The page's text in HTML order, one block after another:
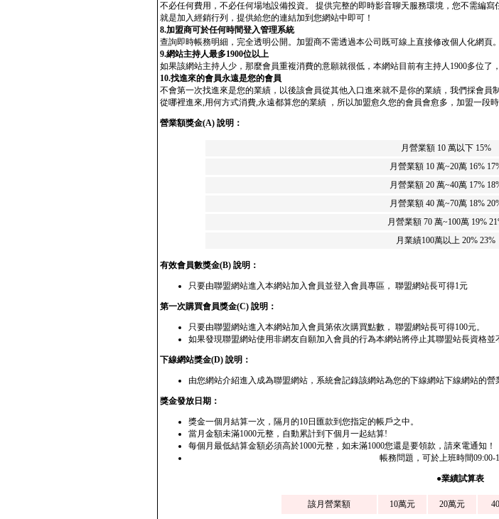
不必任何費用，不必任何場地設備投資。 提供完整的即時影音聊天服務環境，您不需編
就是加入經銷行列，提供給您的連結加到您網站中即可！
8.加盟商可於任何時間登入管理系統
查詢即時帳務明細，完全透明公開。加盟商不需透過本公司既可線上直接修改個人化網頁。
9.網站主持人最多1900位以上
如果該網站主持人少，那麼會員重複消費的意願就很低，本網站目前有主持人1900多位了
10.找進來的會員永遠是您的會員
不會第一次找進來是您的業績，以後該會員從其他入口進來就不是你的業績，我們採會
從哪裡進來,用何方式消費,永遠都算您的業績 ，所以加盟愈久您的會員會愈多，加盟一段
營業額獎金(A) 說明：
月營業額 10 萬以下15%
月營業額 10 萬~20萬 16%
月營業額 20 萬~40萬 17%
月營業額 40 萬~70萬 18%
月營業額 70 萬~100萬 19%
月業績100萬以上 20% 23%
有效會員數獎金(B) 說明：
只要由聯盟網站進入本網站加入會員並登入會員專區， 聯盟網站長可得1元
第一次購買會員獎金(C) 說明：
只要由聯盟網站進入本網站加入會員第依次購買點數， 聯盟網站長可得100元。
如果發現聯盟網站使用非網友自願加入會員的行為本網站將停止其聯盟站長資格並
下線網站獎金(D) 說明：
由您網站介紹進入成為聯盟網站，系統會記錄該網站為您的下線網站下線網站的營
獎金發放日期：
獎金一個月結算一次，隔月的10日匯款到您指定的帳戶之中。
當月金額未滿1000元整，自動累計到下個月一起結算!
每個月最低結算金額必須高於1000元整，如未滿1000您還是要領款，請來電通知！
帳務問題，可於上班時間09:00-
●業績試算表
該月營業額 10萬元 20萬元